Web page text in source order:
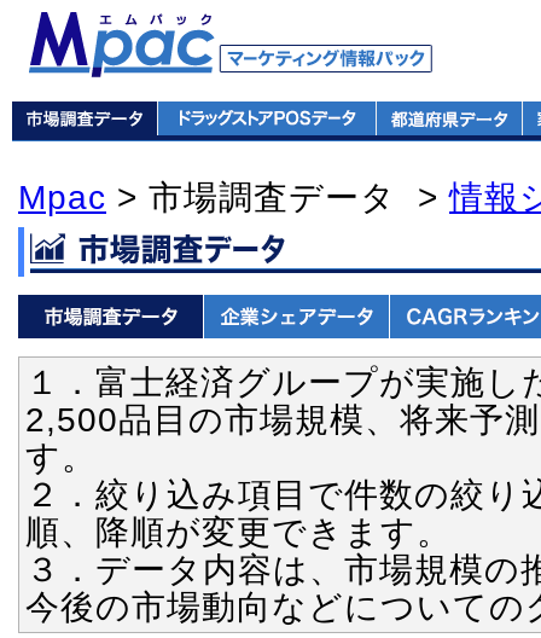
Mpac > 市場調査データ >情報
１．富士経済グループが実施し
2,500品目の市場規模、将来予
す。
２．絞り込み項目で件数の絞
順、降順が変更できます。
３．データ内容は、市場規模
今後の市場動向などについて